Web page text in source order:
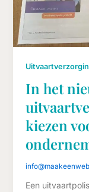
In het
kiezen
Een